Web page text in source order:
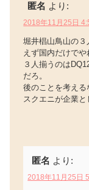
匿名 より:
2018年11月25日
堀井椙山鳥山の
えず国内だけでや
３人揃うのは
だろ。
後のことを考える
スクエニが企業
匿名 より:
2018年11月25日